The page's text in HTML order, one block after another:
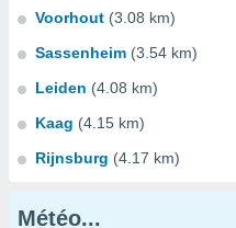
Voorhout (3.08 km)
Sassenheim (3.54 km)
Leiden (4.08 km)
Kaag (4.15 km)
Rijnsburg (4.17 km)
Météo...